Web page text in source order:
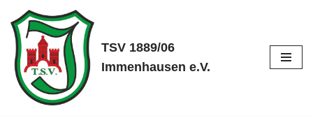
Zum
Inhalt
springen
TSV 1889/06
Immenhausen e.V.